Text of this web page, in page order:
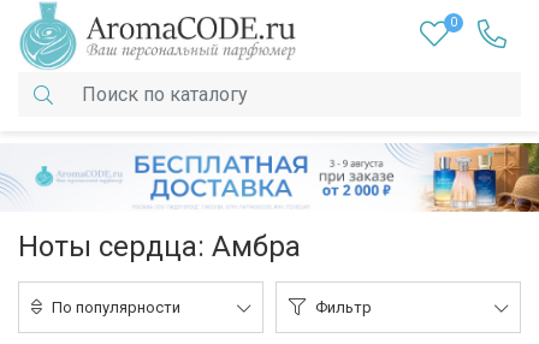
0
Ноты сердца: Амбра
По популярности Фильтр